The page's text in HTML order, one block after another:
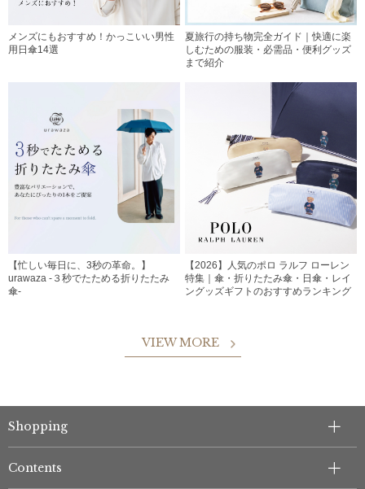
メンズにもおすすめ！かっこいい男性
用日傘14選
夏旅行の持ち物完全ガイド｜快適に楽
しむための服装・必需品・便利グッズ
まで紹介
【忙しい毎日に、3秒の革命。】
urawaza -３秒でたためる折りたたみ
傘-
【2026】人気のポロ ラルフ ローレン
特集｜傘・折りたたみ傘・日傘・レイ
ングッズギフトのおすすめランキング
VIEW MORE
Shopping
Contents